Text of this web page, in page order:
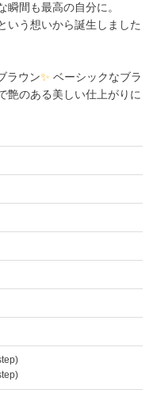
間も最高の自分に。
いう想いから誕生しました
ラウン✨ ベーシックなブラ
艶のある美しい仕上がりに